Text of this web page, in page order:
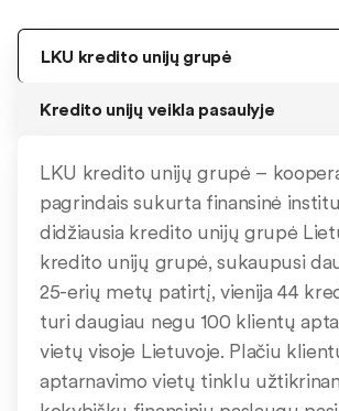
LKU kredito unijų grupė
Kredito unijų veikla pasaulyje
LKU kredito unijų grupė –
pagrindais sukurta finansinė
didžiausia kredito unijų grupė
kredito unijų grupė, sukaupusi
25-erių metų patirtį, vienija 44
turi daugiau negu 100 klientų
vietų visoje Lietuvoje. Plačiu
aptarnavimo vietų tinklu